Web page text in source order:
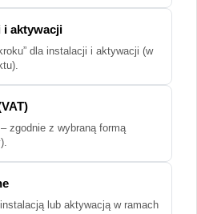
i aktywacji
dla instalacji i aktywacji (w
zgodnie z wybraną formą
lub aktywacją w ramach